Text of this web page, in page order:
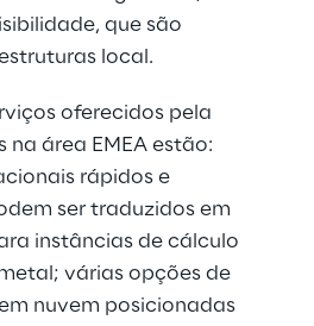
que são
local.
oferecidos pela
na área EMEA estão:
rápidos e
ser traduzidos em
instâncias de cálculo
várias opções de
nuvem posicionadas